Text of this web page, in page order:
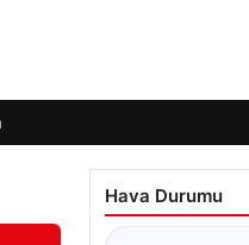
Hava Durumu